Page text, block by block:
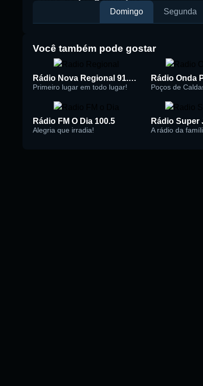
Domingo Segunda
Você também pode gostar
Rádio Nova Regional 91.5 FM
Primeiro lugar em todo lugar!
Rádio Onda
Poços de
Rádio FM O Dia 100.5
Alegria que irradia! A rádio da